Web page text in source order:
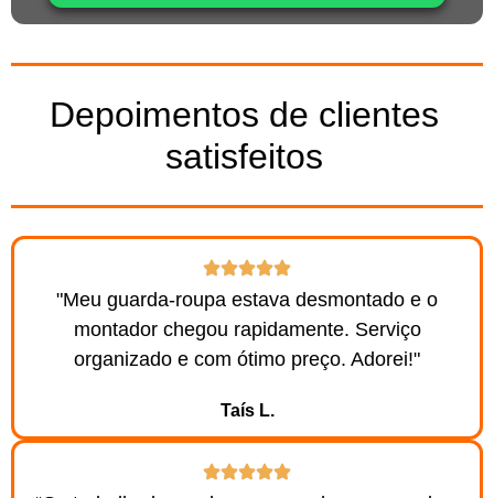
Depoimentos de clientes
satisfeitos
"Meu guarda-roupa estava desmontado e o
montador chegou rapidamente. Serviço
organizado e com ótimo preço. Adorei!"
Taís L.